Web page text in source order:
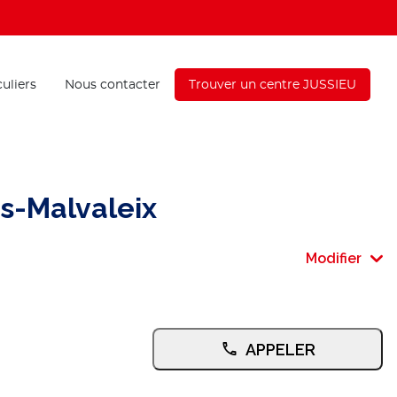
Nous contacter Trouver un centre JUSSIEU
Malvaleix
Modifier
APPELER